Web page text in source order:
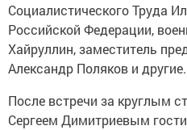
Социалистического Труда
Российской Федерации,
Хайруллин, заместитель
Александр Поляков и другие.
После встречи за круглым
Сергеем Димитриевым